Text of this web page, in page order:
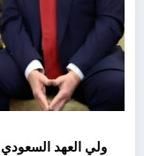
ولي العهد